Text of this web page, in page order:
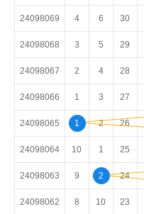
24098069 4 6 30
24098068 3 5 29
24098067 2 4 28
24098066 1 3 27
24098065 1 2 26
24098064 10 1 25
24098063 9 2 24
24098062 8 10 23